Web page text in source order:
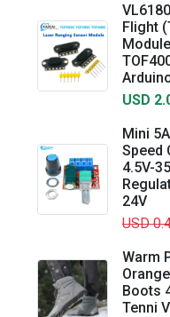
Flight
USD
Mini
Speed
4.5V-
24V
USD
Warm
Boots
Tenni